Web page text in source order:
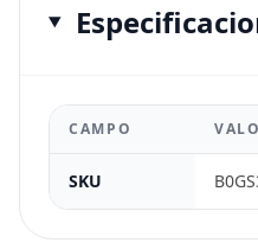
CAMPO
SKU